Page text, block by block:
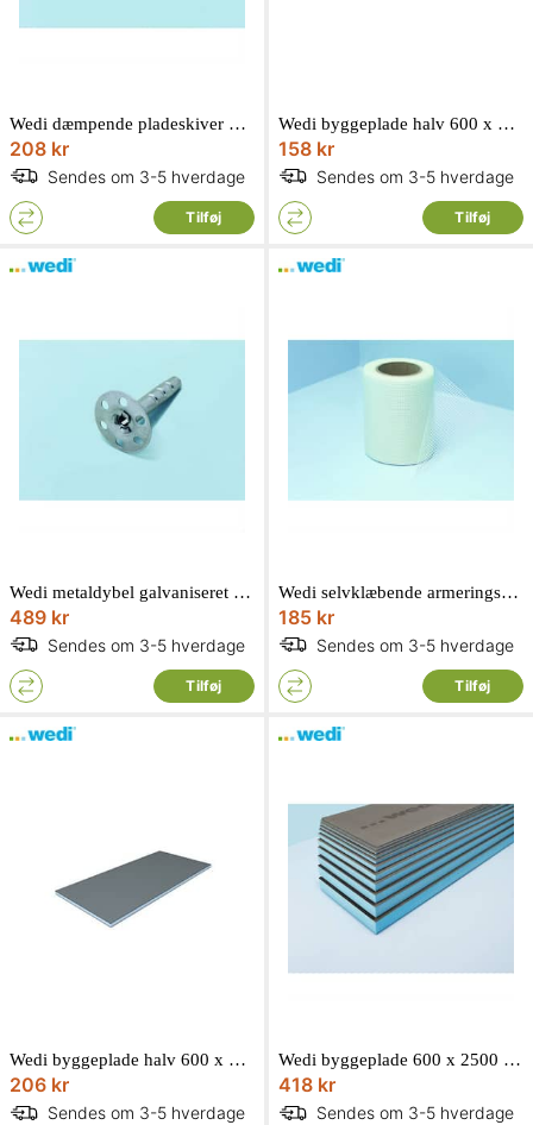
Wedi dæmpende pladeskiver galvaniseret 100 stk
208 kr
Sendes om 3-5 hverdage
Tilføj
Wedi byggeplade halv 600 x 1250 x 10 mm
158 kr
Sendes om 3-5 hverdage
Tilføj
Wedi metaldybel galvaniseret 80 mm 100 stk
489 kr
Sendes om 3-5 hverdage
Tilføj
Wedi selvklæbende armeringsbånd 125 mm 25 meter
185 kr
Sendes om 3-5 hverdage
Tilføj
Wedi byggeplade halv 600 x 1250 x 6 mm
206 kr
Sendes om 3-5 hverdage
Wedi byggeplade 600 x 2500 mm. Tykkelse: 40 mm
418 kr
Sendes om 3-5 hverdage